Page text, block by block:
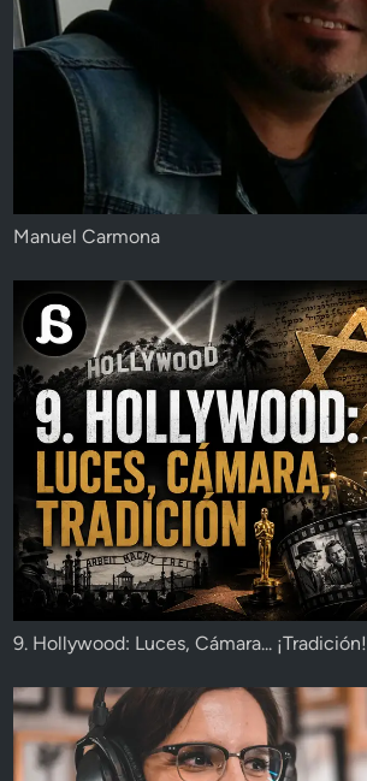
Manuel Carmona
9. Hollywood: Luces, Cámara... ¡Tradición!